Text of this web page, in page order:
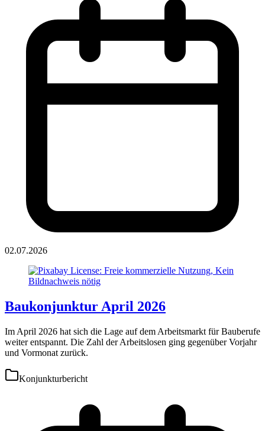
02.07.2026
Baukonjunktur April 2026
Im April 2026 hat sich die Lage auf dem Arbeitsmarkt für Bauberufe
weiter entspannt. Die Zahl der Arbeitslosen ging gegenüber Vorjahr
und Vormonat zurück.
Konjunkturbericht